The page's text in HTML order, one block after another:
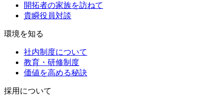
開拓者の家族を訪ねて
貴瞬役員対談
環境を知る
社内制度について
教育・研修制度
価値を高める秘訣
採用について